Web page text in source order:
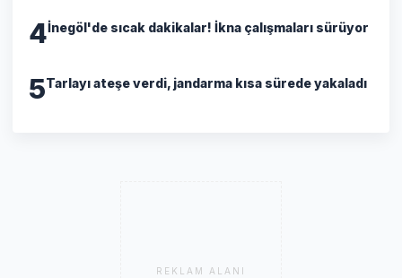
4İnegöl'de sıcak dakikalar! İkna çalışmaları sürüyor
5Tarlayı ateşe verdi, jandarma kısa sürede yakaladı
REKLAM ALANI